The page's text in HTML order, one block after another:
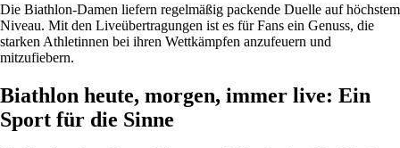
Die Biathlon-Damen liefern regelmäßig packende Duelle auf höchstem
Niveau. Mit den Liveübertragungen ist es für Fans ein Genuss, die
starken Athletinnen bei ihren Wettkämpfen anzufeuern und
mitzufiebern.
Biathlon heute, morgen, immer live: Ein
Sport für die Sinne